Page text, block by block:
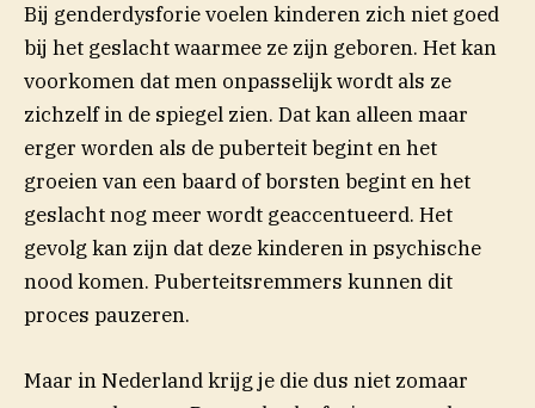
Bij genderdysforie voelen kinderen zich niet goed
bij het geslacht waarmee ze zijn geboren. Het kan
voorkomen dat men onpasselijk wordt als ze
zichzelf in de spiegel zien. Dat kan alleen maar
erger worden als de puberteit begint en het
groeien van een baard of borsten begint en het
geslacht nog meer wordt geaccentueerd. Het
gevolg kan zijn dat deze kinderen in psychische
nood komen. Puberteitsremmers kunnen dit
proces pauzeren.
Maar in Nederland krijg je die dus niet zomaar